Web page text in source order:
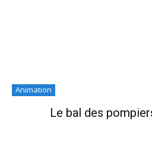
Animation
Le bal des